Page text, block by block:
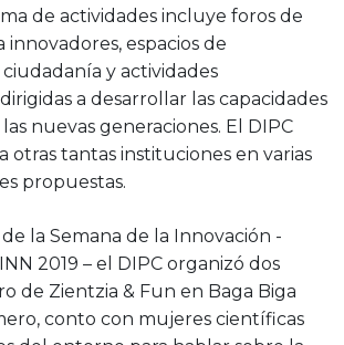
de actividades incluye foros de
innovadores, espacios de
y actividades
a desarrollar las capacidades
nuevas generaciones. El DIPC
otras tantas instituciones en varias
propuestas.
de la Semana de la Innovación -
2019 – el DIPC organizó dos
de Zientzia & Fun en Baga Biga
conto con mujeres científicas